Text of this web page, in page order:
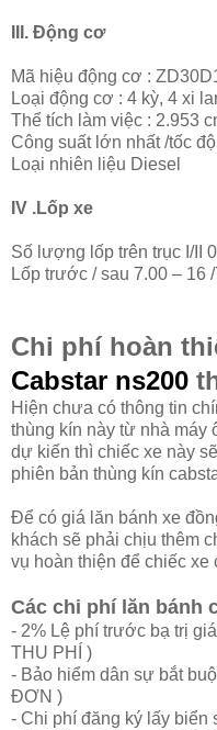
III. Động cơ
Mã hiệu động cơ :
Loại động cơ : 4 kỳ, 4 xi
Thể tích làm việc : 2.953
Công suất lớn nhất /tốc
Loại nhiên liệu Diesel
IV .Lốp xe
Số lượng lốp trên trục I/II
Lốp trước / sau 7.00 – 16
Chi phí hoàn
Cabstar ns200
Hiện chưa có thông tin
thùng kín này từ nhà
dự kiến thì chiếc xe này
phiên bản thùng kín
Để có giá lăn bánh xe
khách sẽ phải chịu thêm
vụ hoàn thiện để chiếc
Các chi phí lăn bánh
- 2% Lệ phí trước bạ trị
THU PHÍ )
- Bảo hiểm dân sự bắt
ĐƠN )
- Chi phí đăng ký lấy biển